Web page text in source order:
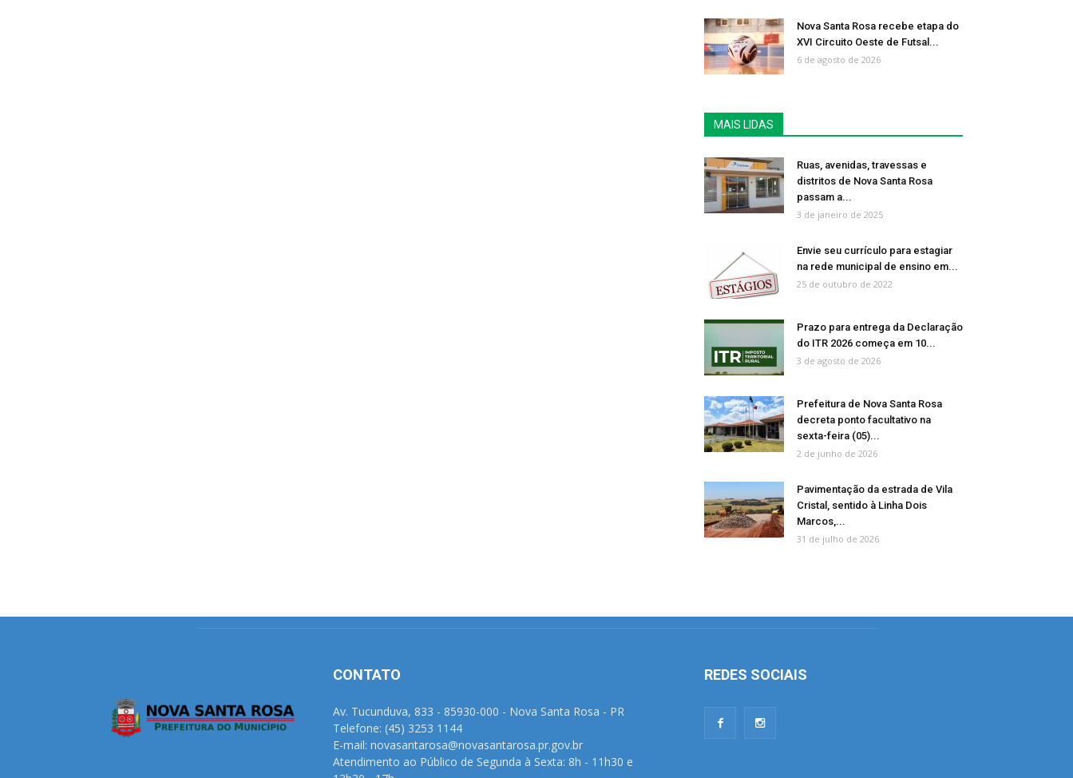
Nova Santa Rosa recebe etapa do
XVI Circuito Oeste de Futsal...
6 de agosto de 2026
MAIS LIDAS
Ruas, avenidas, travessas e
distritos de Nova Santa Rosa
passam a...
3 de janeiro de 2025
Envie seu currículo para estagiar
na rede municipal de ensino em...
25 de outubro de 2022
Prazo para entrega da Declaração
do ITR 2026 começa em 10...
3 de agosto de 2026
Prefeitura de Nova Santa Rosa
decreta ponto facultativo na
sexta-feira (05)...
2 de junho de 2026
Pavimentação da estrada de Vila
Cristal, sentido à Linha Dois
Marcos,...
31 de julho de 2026
CONTATO
Av. Tucunduva, 833 - 85930-000 - Nova Santa Rosa - PR
Telefone: (45) 3253 1144
E-mail: novasantarosa@novasantarosa.pr.gov.br
Atendimento ao Público de Segunda à Sexta: 8h - 11h30 e
REDES SOCIAIS